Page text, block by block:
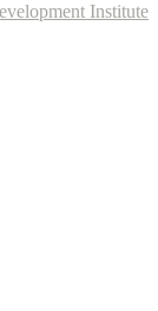
Institute